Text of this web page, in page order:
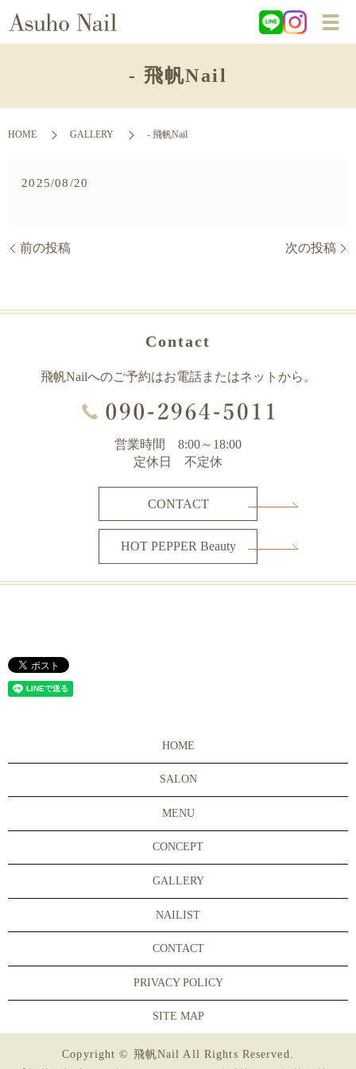
- 飛帆Nail
HOME GALLERY - 飛帆Nail
2025/08/20
前の投稿 次の投稿
Contact
飛帆Nailへのご予約はお電話またはネットから。
営業時間 8:00～18:00
定休日 不定休
CONTACT
HOT PEPPER Beauty
HOME
SALON
MENU
CONCEPT
GALLERY
NAILIST
CONTACT
PRIVACY POLICY
SITE MAP
Copyright © 飛帆Nail All Rights Reserved.